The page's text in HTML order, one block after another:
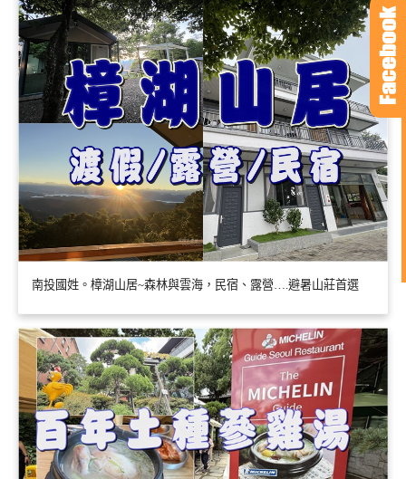
南投國姓。樟湖山居~森林與雲海，民宿、露營….避暑山莊首選